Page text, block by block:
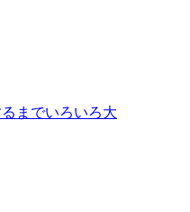
までいろいろ大